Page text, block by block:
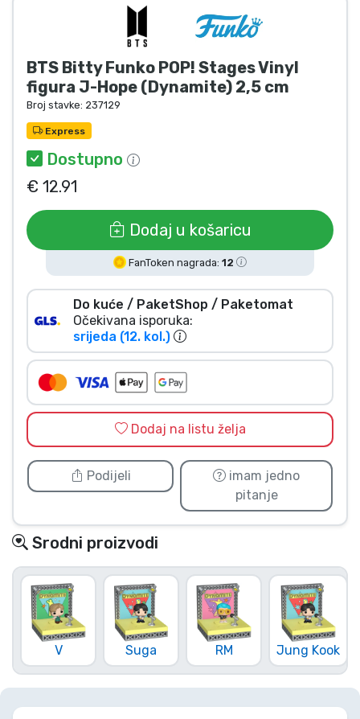
BTS Bitty Funko POP! Stages Vinyl
figura J-Hope (Dynamite) 2,5 cm
Broj stavke: 237129
Express
Dostupno
€ 12.91
Dodaj u košaricu
FanToken nagrada: 12
Do kuće / PaketShop / Paketomat
Očekivana isporuka:
srijeda (12. kol.)
Dodaj na listu želja
Podijeli
imam jedno
pitanje
Srodni proizvodi
V Suga RM Jung Kook
Gamer proizvodi
Sportski proizvodi
Glazbeni proizvodi
Vrste proizvoda